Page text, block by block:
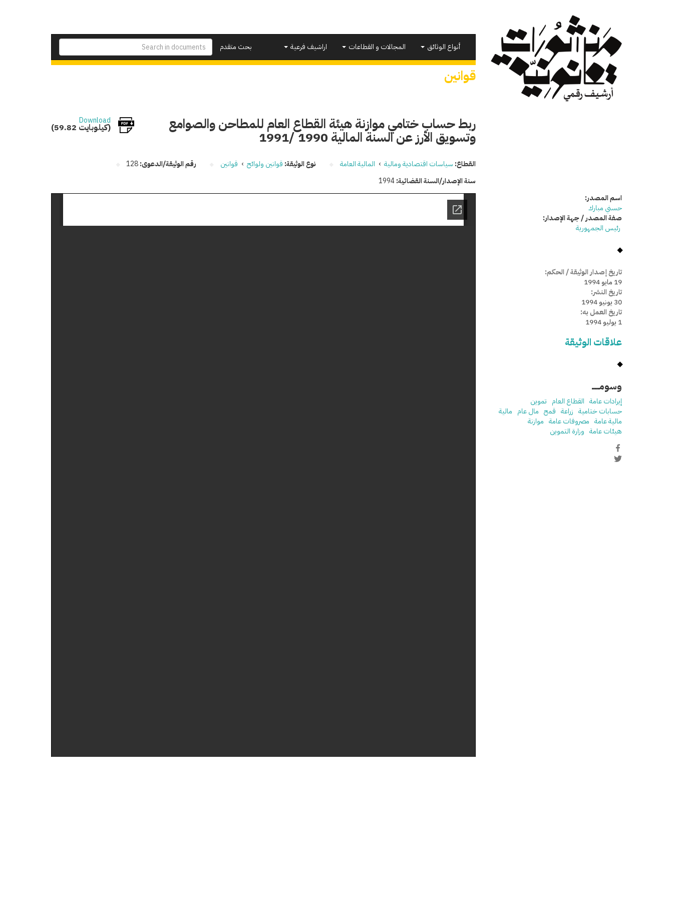
بحث متقدم
أنواع الوثائق المجالات و القطاعات اراشيف فرعية
قوانين
ربط حساب ختامي موازنة هيئة القطاع العام للمطاحن والصوامع
وتسويق الأرز عن السنة المالية 1990 /1991
Download
(59.82 كيلوبايت)
القطاع: سياسات اقتصادية ومالية › المالية العامة نوع الوثيقة: قوانين ولوائح › قوانين رقم الوثيقة/الدعوى:128
سنة الإصدار/السنة القضائية:1994
اسم المصدر:
حسني مبارك
صفة المصدر / جهة الإصدار:
رئيس الجمهورية
تاريخ إصدار الوثيقة / الحكم:
19 مايو 1994
تاريخ النشر:
30 يونيو 1994
تاريخ العمل به:
1 يوليو 1994
علاقات الوثيقة
وسومـــــ
إيرادات عامة القطاع العام تموين
حسابات ختامية زراعة قمح مال عام مالية
مالية عامة مصروفات عامة موازنة
هيئات عامة وزارة التموين